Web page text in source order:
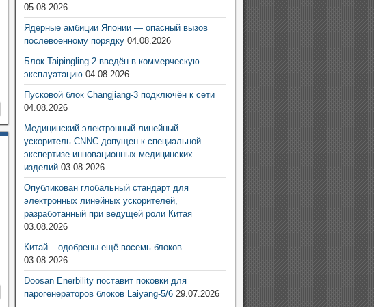
05.08.2026
Ядерные амбиции Японии — опасный вызов
послевоенному порядку 04.08.2026
Блок Taipingling-2 введён в коммерческую
эксплуатацию 04.08.2026
Пусковой блок Changjiang-3 подключён к сети
04.08.2026
Медицинский электронный линейный
ускоритель CNNC допущен к специальной
экспертизе инновационных медицинских
изделий 03.08.2026
Опубликован глобальный стандарт для
электронных линейных ускорителей,
разработанный при ведущей роли Китая
03.08.2026
Китай – одобрены ещё восемь блоков
03.08.2026
Doosan Enerbility поставит поковки для
парогенераторов блоков Laiyang-5/6 29.07.2026